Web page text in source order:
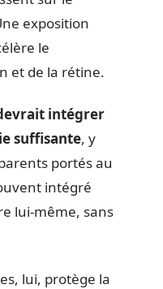
exposition
le
et de la rétine.
intégrer
suffisante, y
portés au
intégré
lui-même, sans
lui, protège la